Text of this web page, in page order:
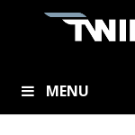
MENU